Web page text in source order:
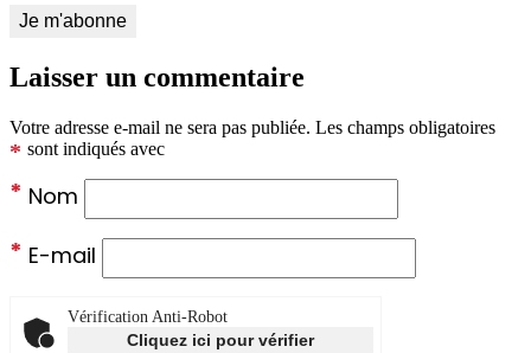
Laisser un commentaire
Votre adresse e-mail ne sera pas publiée. Les champs obligatoires
sont indiqués avec
*
Nom
*
E-mail
*
Vérification Anti-Robot
Cliquez ici pour vérifier